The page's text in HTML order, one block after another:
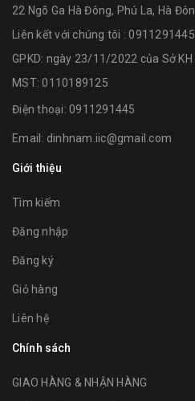
22 Ngõ Ga Hà Đông, Phú La, Hà
Liên kết với chúng tôi : 0911291445
GPKD: ngày 23/11/2022 của Sở KH
MST: 0110189125
Điện thoại: 0911291445
Email: dinhnam.iic@gmail.com
Giới thiệu
Tìm kiếm
Đăng nhập
Đăng ký
Giỏ hàng
Liên hệ
Chính sách
GIAO HÀNG & NHẬN HÀNG